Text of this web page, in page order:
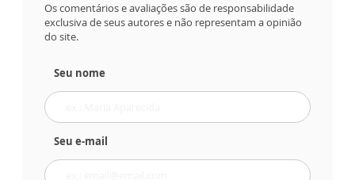
Os comentários e avaliações são de responsabilidade
exclusiva de seus autores e não representam a opinião
do site.
Seu nome
Seu e-mail